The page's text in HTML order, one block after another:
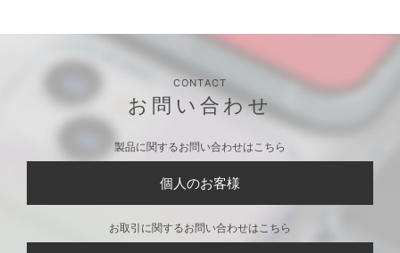
CONTACT
お問い合わせ
製品に関するお問い合わせはこちら
個人のお客様
お取引に関するお問い合わせはこちら